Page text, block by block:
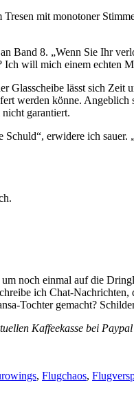
mit monotoner
8. „Wenn Sie Ihr
will mich einem echten
Glasscheibe lässt sich
werden könne.
garantiert.
erwidere ich
noch einmal auf die
ich Chat-
Tochter gemacht?
Kaffeekasse bei Paypal
, Flugchaos,